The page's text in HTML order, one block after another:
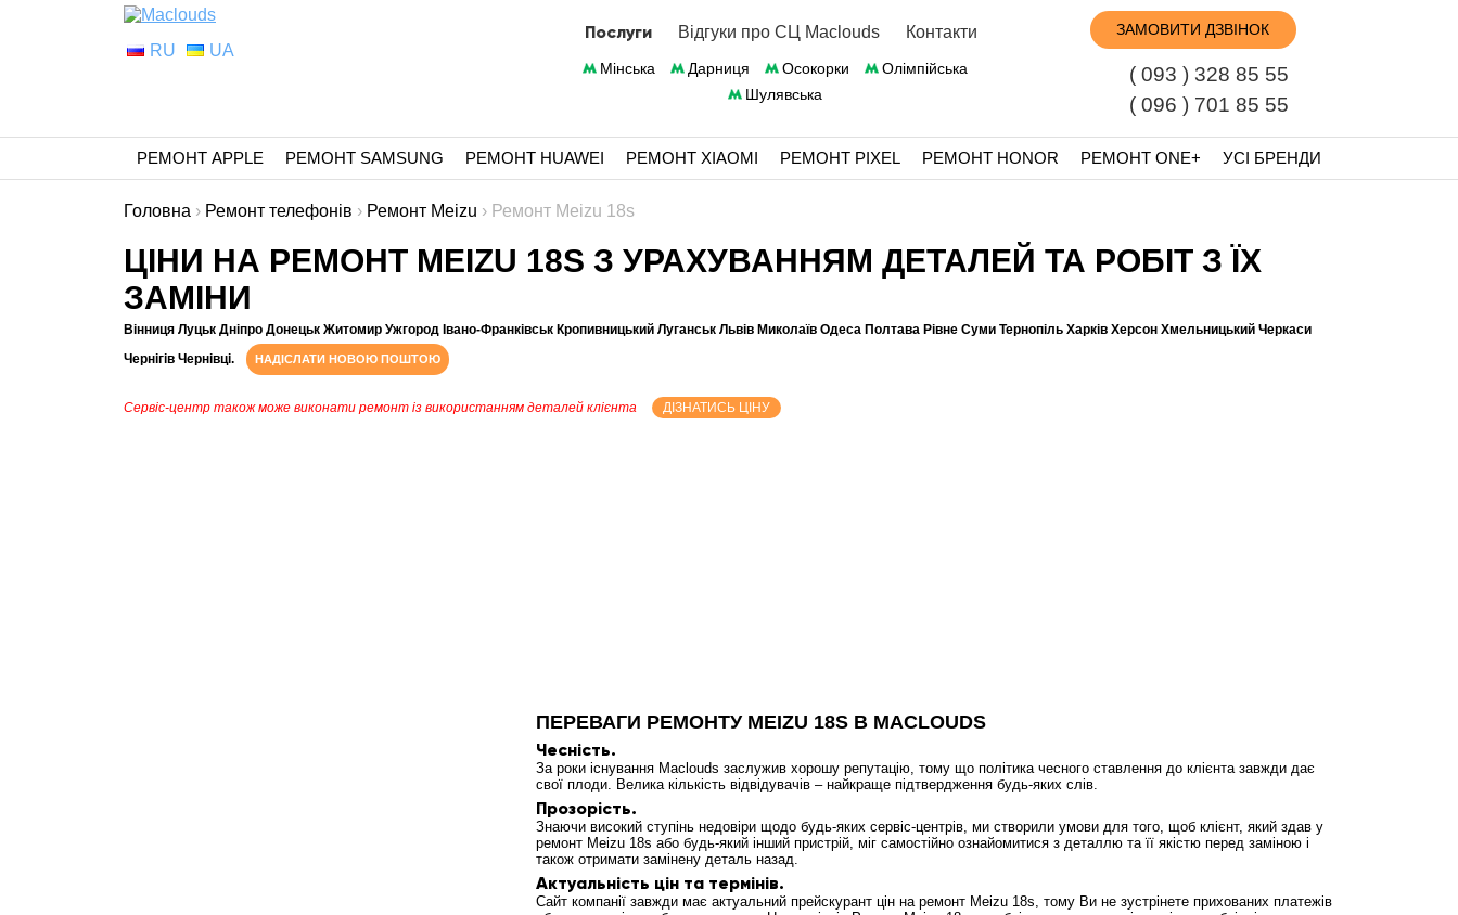
RU UA
Послуги Відгуки про СЦ Maclouds Контакти
Мінська Дарниця Осокорки
Олімпійська
Шулявська
ЗАМОВИТИ ДЗВІНОК
( 093 ) 328 85 55
( 096 ) 701 85 55
РЕМОНТ APPLE РЕМОНТ SAMSUNG РЕМОНТ HUAWEI РЕМОНТ XIAOMI РЕМОНТ PIXEL РЕМОНТ HONOR РЕМОНТ ONE+ УСІ БРЕНДИ
Головна › Ремонт телефонів › Ремонт Meizu › Ремонт Meizu 18s
ЦІНИ НА РЕМОНТ MEIZU 18S З УРАХУВАННЯМ ДЕТАЛЕЙ ТА РОБІТ З ЇХ
ЗАМІНИ
Вінниця Луцьк Дніпро Донецьк Житомир Ужгород Івано-Франківськ Кропивницький Луганськ Львів Миколаїв Одеса Полтава Рівне Суми Тернопіль Харків Херсон Хмельницький Черкаси
Чернігів Чернівці.
НАДІСЛАТИ НОВОЮ ПОШТОЮ
Сервіс-центр також може виконати ремонт із використанням деталей клієнта ДІЗНАТИСЬ ЦІНУ
ПЕРЕВАГИ РЕМОНТУ MEIZU 18S В MACLOUDS
Чесність.
За роки існування Maclouds заслужив хорошу репутацію, тому що політика чесного ставлення до клієнта завжди дає
свої плоди. Велика кількість відвідувачів – найкраще підтвердження будь-яких слів.
Прозорість.
Знаючи високий ступінь недовіри щодо будь-яких сервіс-центрів, ми створили умови для того, щоб клієнт, який здав у
ремонт Meizu 18s або будь-який інший пристрій, міг самостійно ознайомитися з деталлю та її якістю перед заміною і
також отримати замінену деталь назад.
Актуальність цін та термінів.
Сайт компанії завжди має актуальний прейскурант цін на ремонт Meizu 18s, тому Ви не зустрінете прихованих платежів